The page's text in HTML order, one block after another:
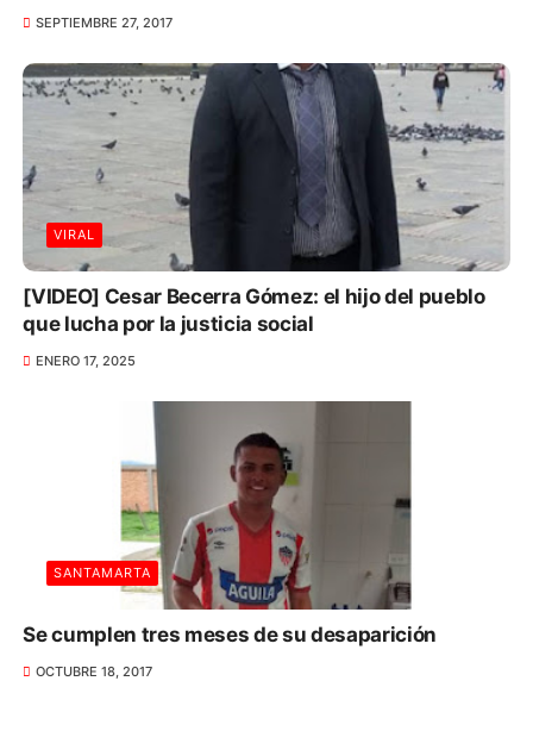
SEPTIEMBRE 27, 2017
VIRAL
[VIDEO] Cesar Becerra Gómez: el hijo del pueblo
que lucha por la justicia social
ENERO 17, 2025
SANTAMARTA
Se cumplen tres meses de su desaparición
OCTUBRE 18, 2017